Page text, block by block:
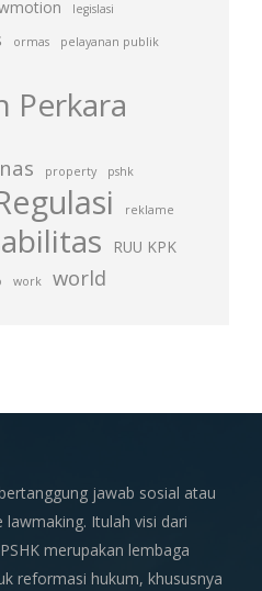
legislasi
ormas pelayanan publik
Perkara
property pshk
reklame
RUU KPK
work world
jawab sosial atau
Itulah visi dari
merupakan lembaga
reformasi hukum, khususnya